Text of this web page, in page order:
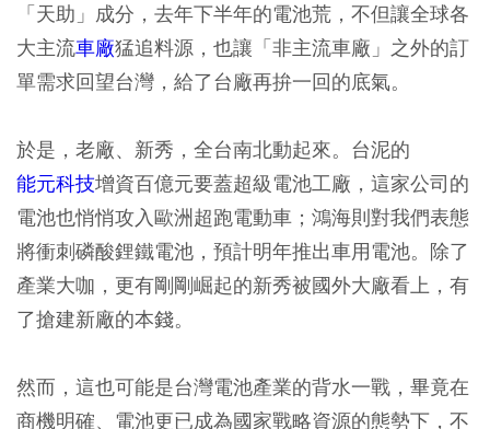
「天助」成分，去年下半年的電池荒，不但讓全球各
大主流車廠猛追料源，也讓「非主流車廠」之外的訂
單需求回望台灣，給了台廠再拚一回的底氣。
於是，老廠、新秀，全台南北動起來。台泥的
能元科技增資百億元要蓋超級電池工廠，這家公司的
電池也悄悄攻入歐洲超跑電動車；鴻海則對我們表態
將衝刺磷酸鋰鐵電池，預計明年推出車用電池。除了
產業大咖，更有剛剛崛起的新秀被國外大廠看上，有
了搶建新廠的本錢。
然而，這也可能是台灣電池產業的背水一戰，畢竟在
商機明確、電池更已成為國家戰略資源的態勢下，不